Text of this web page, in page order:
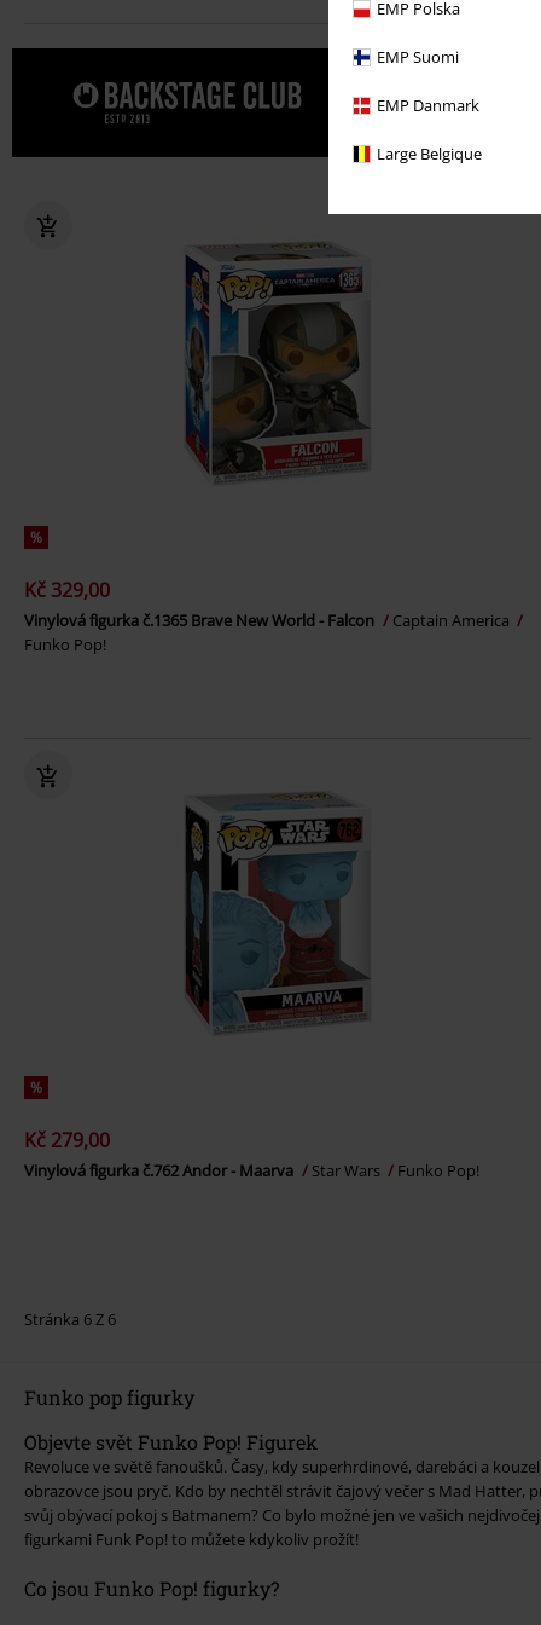
EMP Polska
EMP Suomi
EMP Danmark
Large Belgique
Dopřejte si
%
Kč 329,00
Vinylová figurka č.1365 Brave New World - Falcon
Captain America
Funko Pop!
%
Kč 279,00
Vinylová figurka č.762 Andor - Maarva Star Wars Funko Pop!
Stránka 6 Z 6
Funko pop figurky
Objevte svět Funko Pop! Figurek
Revoluce ve světě fanoušků. Časy, kdy superhrdinové, darebáci a
obrazovce jsou pryč. Kdo by nechtěl strávit čajový večer s Mad Hatter,
svůj obývací pokoj s Batmanem? Co bylo možné jen ve vašich
figurkami Funk Pop! to můžete kdykoliv prožít!
Co jsou Funko Pop! figurky?